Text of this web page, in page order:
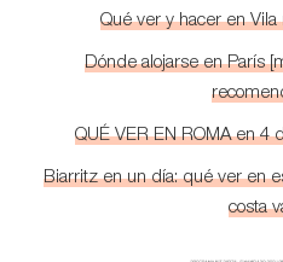
Qué ver y hacer en Vila
Dónde alojarse en París
QUÉ VER EN ROMA en 4
Biarritz en un día: qué ver en
costa